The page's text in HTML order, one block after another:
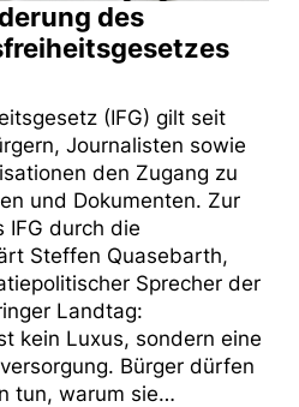
des
(IFG) gilt seit
Journalisten sowie
den Zugang zu
und Dokumenten. Zur
IFG durch die
Steffen Quasebarth,
Sprecher der
Landtag:
kein Luxus, sondern eine
Bürger dürfen
tun, warum sie…